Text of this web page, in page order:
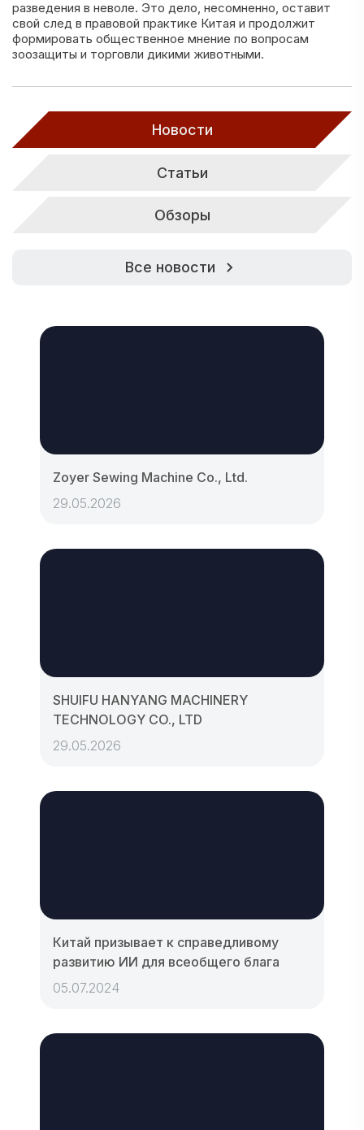
разведения в неволе. Это дело, несомненно, оставит
свой след в правовой практике Китая и продолжит
формировать общественное мнение по вопросам
зоозащиты и торговли дикими животными.
Новости
Статьи
Обзоры
Все новости
Zoyer Sewing Machine Co., Ltd.
29.05.2026
SHUIFU HANYANG MACHINERY
TECHNOLOGY CO., LTD
29.05.2026
Китай призывает к справедливому
развитию ИИ для всеобщего блага
05.07.2024